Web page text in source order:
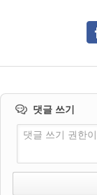
댓글 쓰기
댓글 쓰기 권한